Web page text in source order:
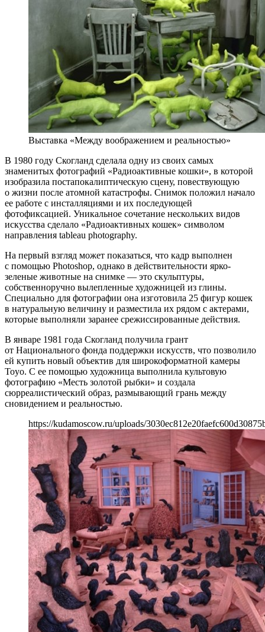
Выставка «Между воображением и реальностью»
В 1980 году Скогланд сделала одну из своих самых
знаменитых фотографий «Радиоактивные кошки», в которой
изобразила постапокалиптическую сцену, повествующую
о жизни после атомной катастрофы. Снимок положил начало
ее работе с инсталляциями и их последующей
фотофиксацией. Уникальное сочетание нескольких видов
искусства сделало «Радиоактивных кошек» символом
направления tableau photography.
На первый взгляд может показаться, что кадр выполнен
с помощью Photoshop, однако в действительности ярко-
зеленые животные на снимке — это скульптуры,
собственноручно вылепленные художницей из глины.
Специально для фотографии она изготовила 25 фигур кошек
в натуральную величину и разместила их рядом с актерами,
которые выполняли заранее срежиссированные действия.
В январе 1981 года Скогланд получила грант
от Национального фонда поддержки искусств, что позволило
ей купить новый объектив для широкоформатной камеры
Toyo. C ее помощью художница выполнила культовую
фотографию «Месть золотой рыбки» и создала
сюрреалистический образ, размывающий грань между
сновидением и реальностью.
https://kudamoscow.ru/uploads/